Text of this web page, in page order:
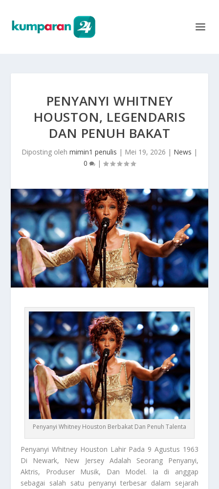
PENYANYI WHITNEY
HOUSTON, LEGENDARIS
DAN PENUH BAKAT
Diposting oleh mimin1 penulis | Mei 19, 2026 | News |
0
|
Penyanyi Whitney Houston Berbakat Dan Penuh Talenta
Penyanyi Whitney Houston Lahir Pada 9 Agustus 1963
Di Newark, New Jersey Adalah Seorang Penyanyi,
Aktris, Produser Musik, Dan Model. Ia di anggap
sebagai salah satu penyanyi terbesar dalam sejarah